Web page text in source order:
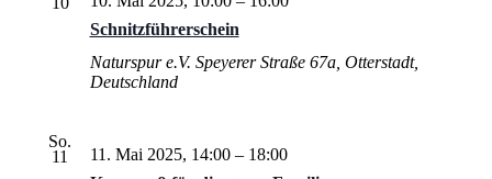
Schnitzführerschein
Naturspur e.V. Speyerer Straße 67a, Otterstadt,
Deutschland
So.
11
11. Mai 2025, 14:00– 18:00